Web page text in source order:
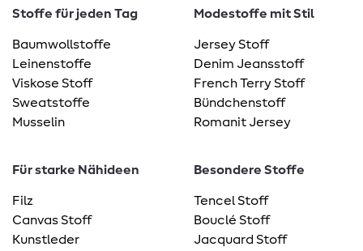
Stoffe für jeden Tag
Baumwollstoffe
Leinenstoffe
Viskose Stoff
Sweatstoffe
Musselin
Modestoffe mit Stil
Jersey Stoff
Denim Jeansstoff
French Terry Stoff
Bündchenstoff
Romanit Jersey
Für starke Nähideen
Filz
Canvas Stoff
Kunstleder
Besondere Stoffe
Tencel Stoff
Bouclé Stoff
Jacquard Stoff